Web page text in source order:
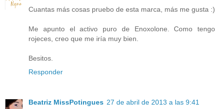
Cuantas más cosas pruebo de esta marca, más me gusta :)
Me apunto el activo puro de Enoxolone. Como tengo
rojeces, creo que me iría muy bien.
Besitos.
Responder
Beatriz MissPotingues 27 de abril de 2013 a las 9:41